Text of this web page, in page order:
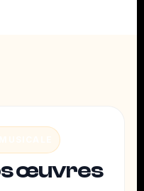
œuvres